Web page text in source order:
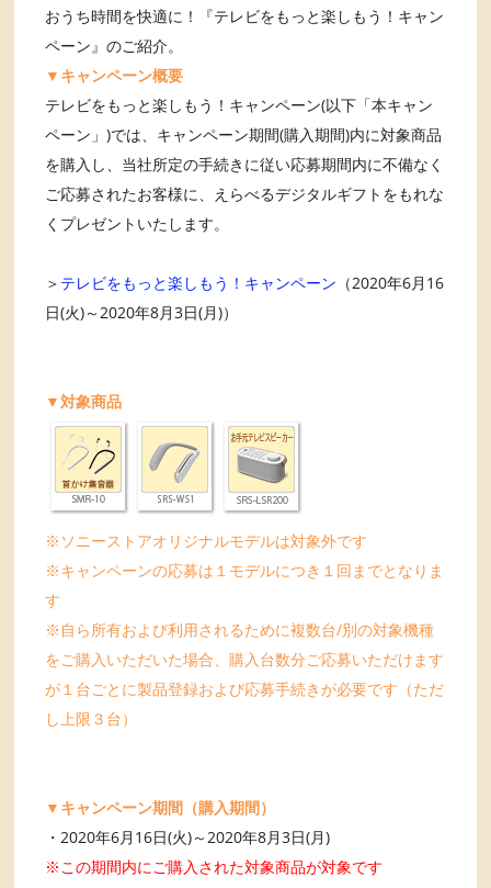
おうち時間を快適に！『テレビをもっと楽しもう！キャン
ペーン』のご紹介。
▼キャンペーン概要
テレビをもっと楽しもう！キャンペーン(以下「本キャン
ペーン」)では、キャンペーン期間(購入期間)内に対象商品
を購入し、当社所定の手続きに従い応募期間内に不備なく
ご応募されたお客様に、えらべるデジタルギフトをもれな
くプレゼントいたします。
＞ テレビをもっと楽しもう！キャンペーン （2020年6月16
日(火)～2020年8月3日(月)）
▼対象商品
※ソニーストアオリジナルモデルは対象外です
※キャンペーンの応募は１モデルにつき１回までとなりま
す
※自ら所有および利用されるために複数台/別の対象機種
をご購入いただいた場合、購入台数分ご応募いただけます
が１台ごとに製品登録および応募手続きが必要です（ただ
し上限３台）
▼キャンペーン期間（購入期間）
・2020年6月16日(火)～2020年8月3日(月)
※この期間内にご購入された対象商品が対象です